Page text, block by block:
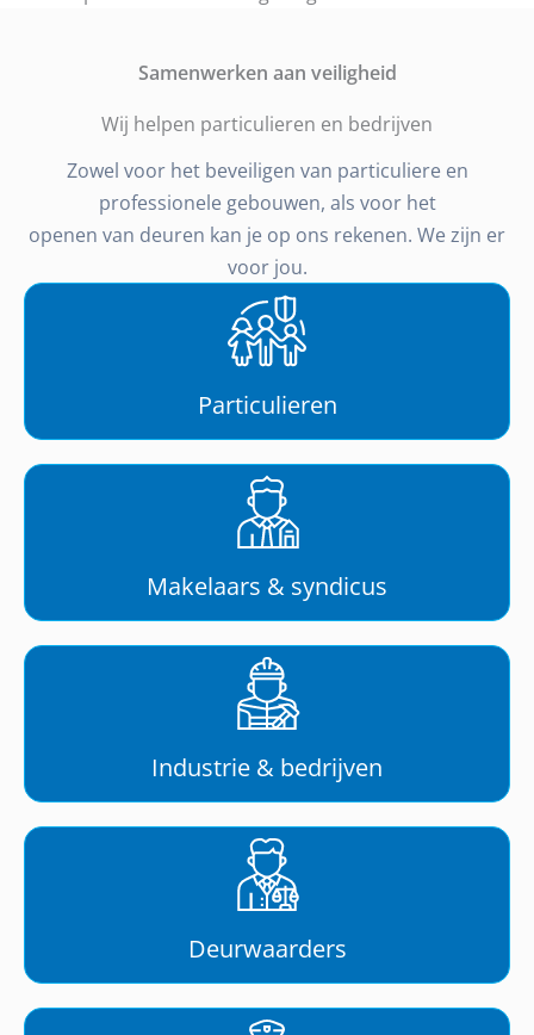
Samenwerken aan veiligheid
Wij helpen particulieren en bedrijven
Zowel voor het beveiligen van particuliere en
professionele gebouwen, als voor het
openen van deuren kan je op ons rekenen. We zijn er
voor jou.
Particulieren
Makelaars & syndicus
Industrie & bedrijven
Deurwaarders